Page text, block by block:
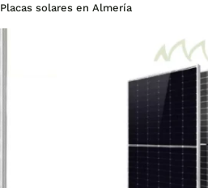
Placas solares en Almería